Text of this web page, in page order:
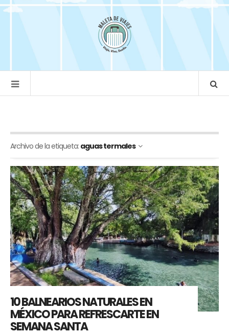
Archivo de la etiqueta: aguas termales
10 BALNEARIOS NATURALES EN
MÉXICO PARA REFRESCARTE EN
SEMANA SANTA